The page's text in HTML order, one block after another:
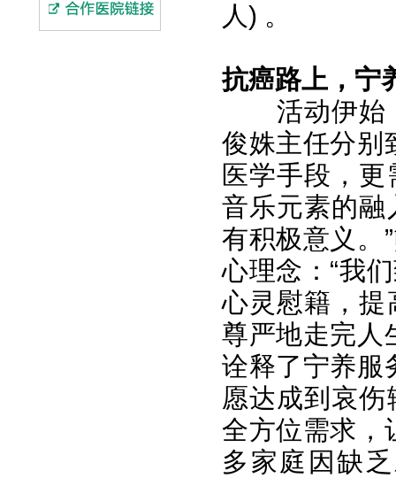
人) 。
抗癌路上，宁
活动伊始
俊姝主任分别
医学手段，
音乐元素的融
有积极意义。
心理念：“我
心灵慰籍，提
尊严地走完人
诠释了宁养服
愿达成到哀
全方位需求，
多家庭因缺